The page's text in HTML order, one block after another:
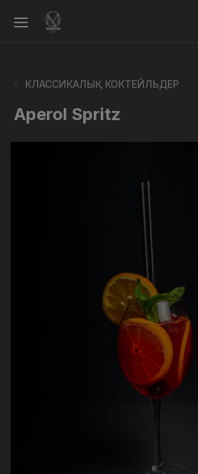
КЛАССИКАЛЫҚ КОКТЕЙЛЬДЕР
Aperol Spritz